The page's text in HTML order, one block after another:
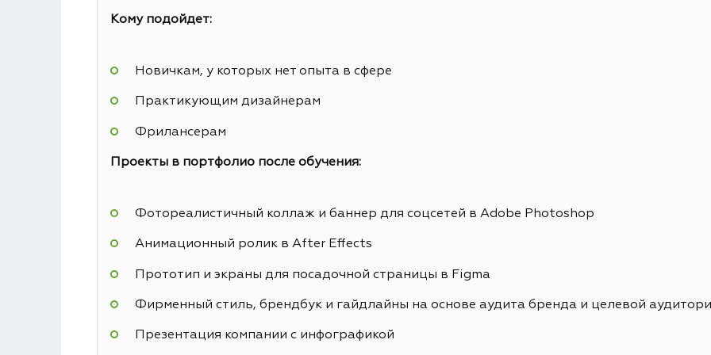
Кому подойдет:
Новичкам, у которых нет опыта в сфере
Практикующим дизайнерам
Фрилансерам
Проекты в портфолио после обучения:
Фотореалистичный коллаж и баннер для соцсетей в Adobe Photoshop
Анимационный ролик в After Effects
Прототип и экраны для посадочной страницы в Figma
Фирменный стиль, брендбук и гайдлайны на основе аудита бренда и целевой
Презентация компании с инфографикой